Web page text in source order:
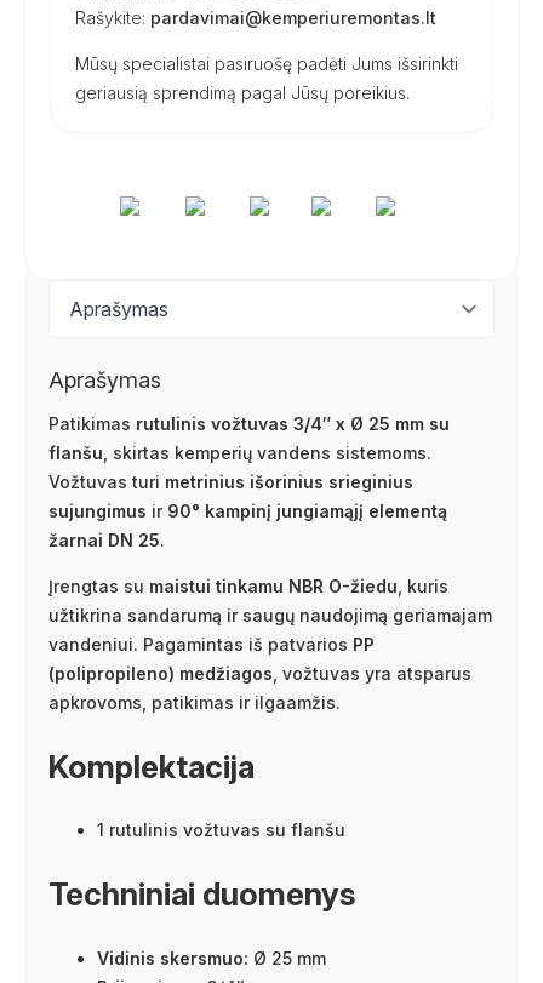
Rašykite: pardavimai@kemperiuremontas.lt
Mūsų specialistai pasiruošę padėti Jums išsirinkti
geriausią sprendimą pagal Jūsų poreikius.
Aprašymas
Patikimas rutulinis vožtuvas 3/4″ x Ø 25 mm su
flanšu , skirtas kemperių vandens sistemoms.
Vožtuvas turi metrinius išorinius srieginius
sujungimus ir 90° kampinį jungiamąjį elementą
žarnai DN 25.
Įrengtas su maistui tinkamu NBR O-žiedu , kuris
užtikrina sandarumą ir saugų naudojimą geriamajam
vandeniui. Pagamintas iš patvarios PP
(polipropileno) medžiagos , vožtuvas yra atsparus
apkrovoms, patikimas ir ilgaamžis.
Komplektacija
1 rutulinis vožtuvas su flanšu
Techniniai duomenys
Vidinis skersmuo: Ø 25 mm